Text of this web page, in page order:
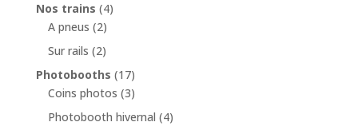
Nos trains (4)
A pneus (2)
Sur rails (2)
Photobooths (17)
Coins photos (3)
Photobooth hivernal (4)